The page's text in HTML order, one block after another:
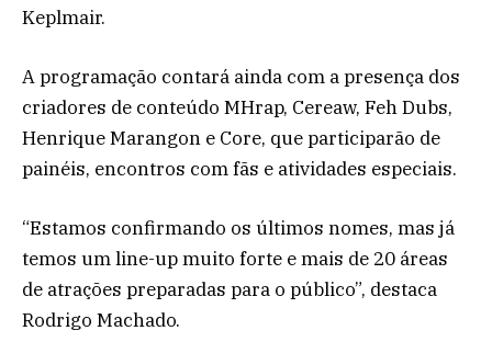
Keplmair.
A programação contará ainda com a presença dos
criadores de conteúdo MHrap, Cereaw, Feh Dubs,
Henrique Marangon e Core, que participarão de
painéis, encontros com fãs e atividades especiais.
“Estamos confirmando os últimos nomes, mas já
temos um line-up muito forte e mais de 20 áreas
de atrações preparadas para o público”, destaca
Rodrigo Machado.